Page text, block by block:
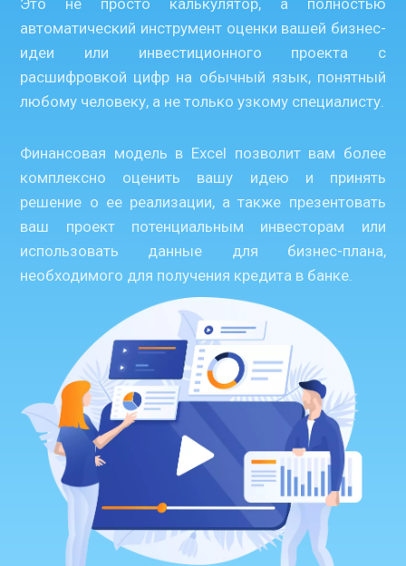
автоматический инструмент оценки вашей бизнес-
идеи или инвестиционного проекта с
расшифровкой цифр на обычный язык, понятный
любому человеку, а не только узкому специалисту.
Финансовая модель в Excel позволит вам более
комплексно оценить вашу идею и принять
решение о ее реализации, а также презентовать
ваш проект потенциальным инвесторам или
использовать данные для бизнес-плана,
необходимого для получения кредита в банке.